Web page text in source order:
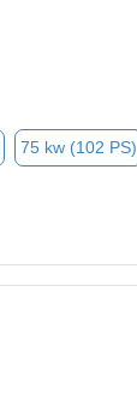
75 kw (102 PS)